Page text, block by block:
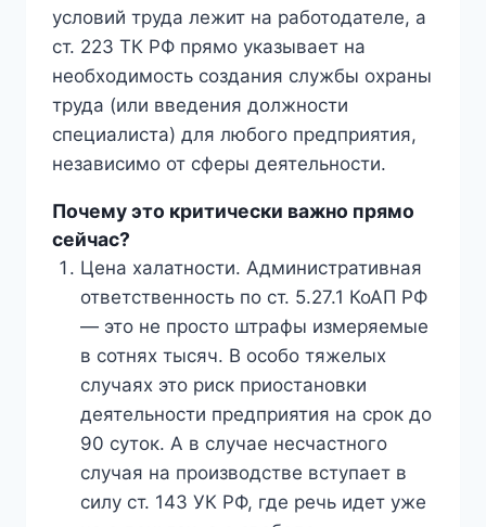
условий труда лежит на работодателе, а
ст. 223 ТК РФ прямо указывает на
необходимость создания службы охраны
труда (или введения должности
специалиста) для любого предприятия,
независимо от сферы деятельности.
Почему это критически важно прямо
сейчас?
Цена халатности. Административная
ответственность по ст. 5.27.1 КоАП РФ
— это не просто штрафы измеряемые
в сотнях тысяч. В особо тяжелых
случаях это риск приостановки
деятельности предприятия на срок до
90 суток. А в случае несчастного
случая на производстве вступает в
силу ст. 143 УК РФ, где речь идет уже